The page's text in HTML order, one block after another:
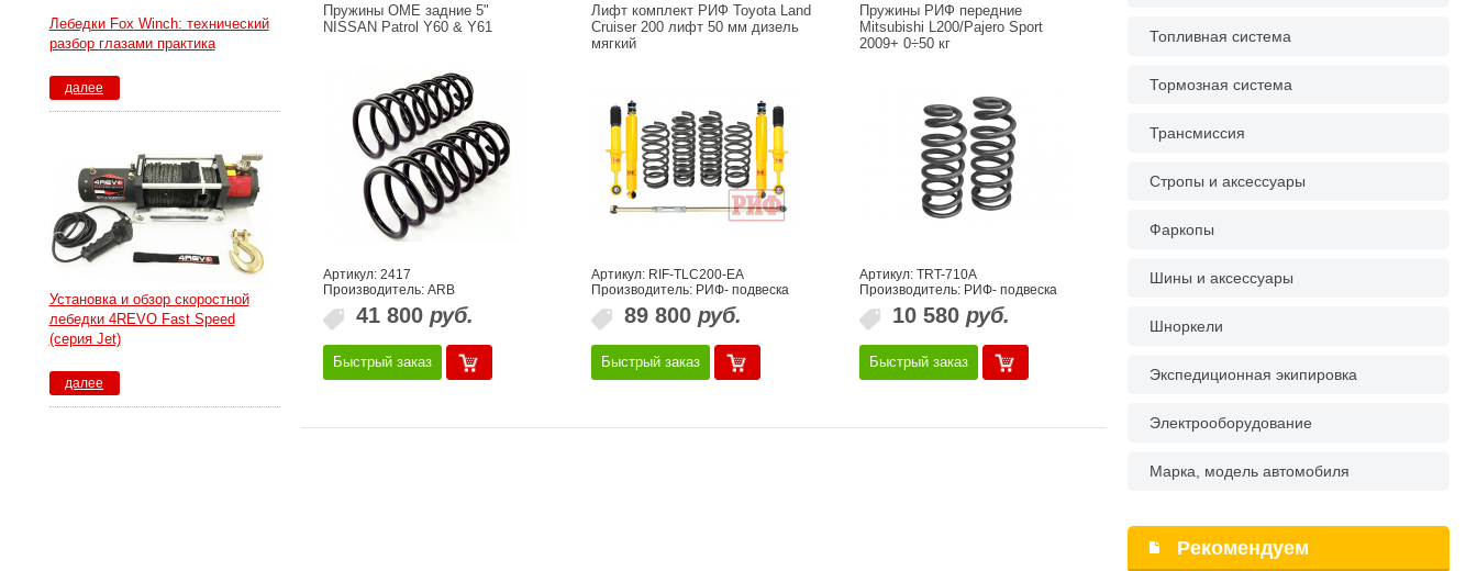
Лебедки Fox Winch: технический
разбор глазами практика
далее
Установка и обзор скоростной
лебедки 4REVO Fast Speed
(серия Jet)
далее
Пружины OME задние 5"
NISSAN Patrol Y60 & Y61
Артикул: 2417
Производитель: ARB
41 800 руб.
Быстрый заказ
Лифт комплект РИФ Toyota Land
Cruiser 200 лифт 50 мм дизель
мягкий
Артикул: RIF-TLC200-EA
Производитель: РИФ- подвеска
89 800 руб.
Быстрый заказ
Пружины РИФ передние
Mitsubishi L200/Pajero Sport
2009+ 0÷50 кг
Артикул: TRT-710A
Производитель: РИФ- подвеска
10 580 руб.
Быстрый заказ
Топливная система
Тормозная система
Трансмиссия
Стропы и аксессуары
Фаркопы
Шины и аксессуары
Шноркели
Экспедиционная экипировка
Электрооборудование
Марка, модель автомобиля
Рекомендуем